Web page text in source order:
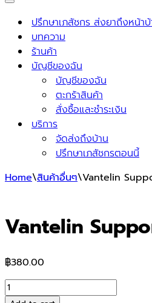
Navigation
Menu ปรึกษาเภสัชกร ส่งยาถึงหน้า
บทความ
ร้านค้า
บัญชีของฉัน
บัญชีของฉัน
ตะกร้าสินค้า
สั่งซื้อและชำระเงิน
บริการ
จัดส่งถึงบ้าน
ปรึกษาเภสัชกรตอนนี้
Home\สินค้าอื่นๆ\Vantelin
Vantelin
฿380.00
Vantelin